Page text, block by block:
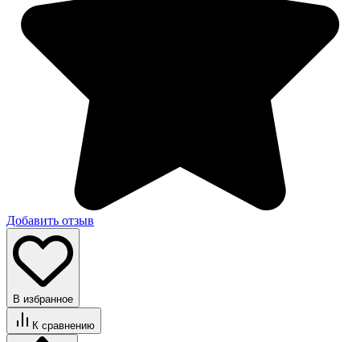
Добавить отзыв
В избранное
К сравнению